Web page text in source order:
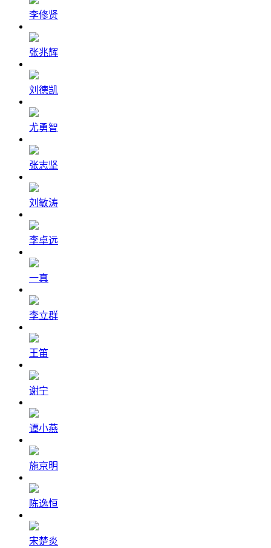
李修贤
张兆辉
刘德凯
尤勇智
张志坚
刘敏涛
李卓远
一真
李立群
王笛
谢宁
谭小燕
施京明
陈逸恒
宋楚炎